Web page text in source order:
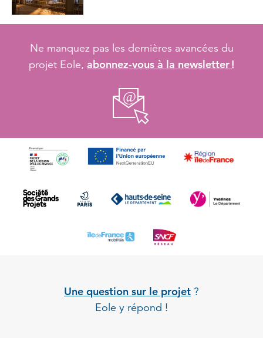
Ne manquez pas les dernières avancées du
projet Eole, abonnez-vous à la newsletter !
Une question sur le projet ?
Eole y répond !